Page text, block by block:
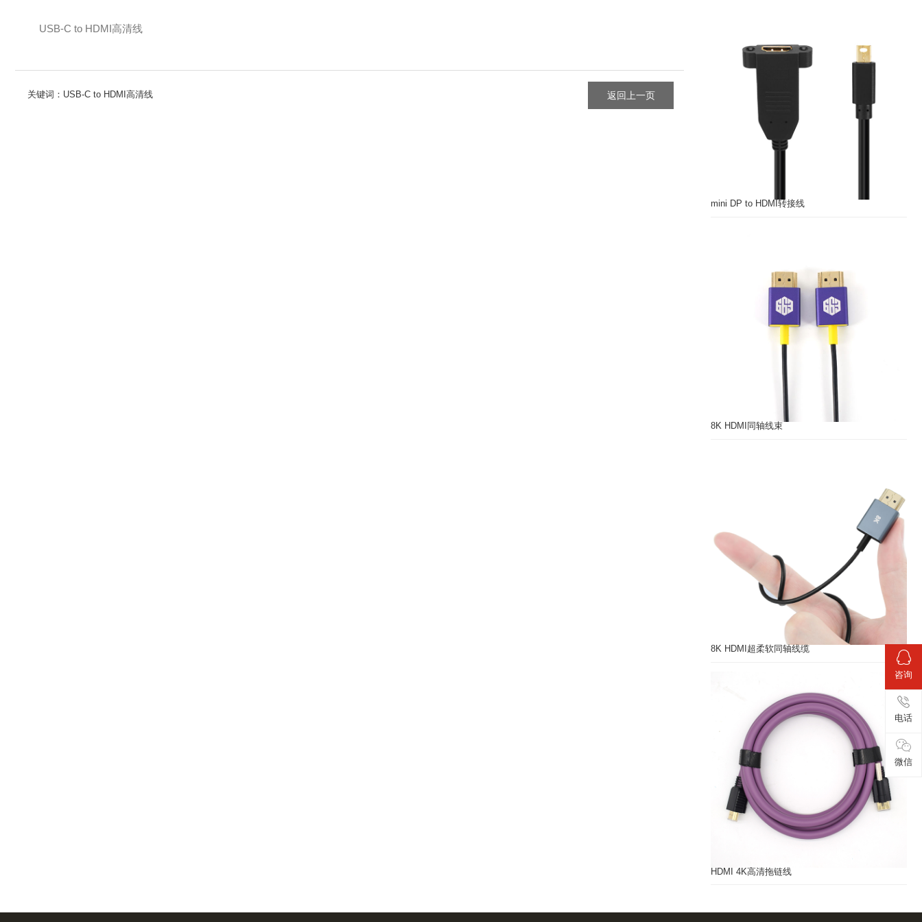
USB-C to HDMI高清线
返回上一页
关键词：USB-C to HDMI高清线
mini DP to HDMI转接线
8K HDMI同轴线束
8K HDMI超柔软同轴线缆
HDMI 4K高清拖链线
咨询
电话
微信